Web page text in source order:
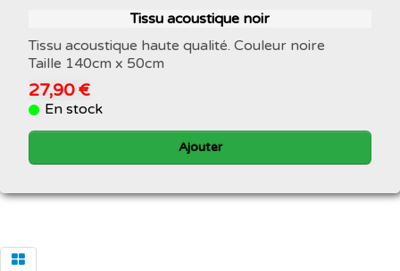
Tissu acoustique noir
Tissu acoustique haute qualité. Couleur noire
Taille 140cm x 50cm
27,90 €
En stock
Ajouter